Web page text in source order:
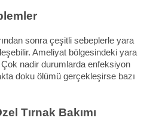
sonra çeşitli sebeplerle yara
Ameliyat bölgesindeki yara
Çok nadir durumlarda enfeksiyon
doku ölümü gerçekleşirse bazı
Tırnak Bakımı